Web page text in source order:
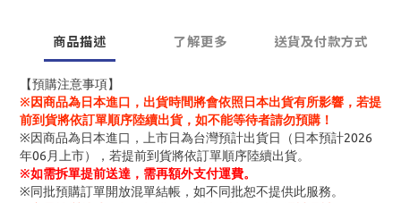
商品描述 了解更多 送貨及付款方式
【預購注意事項】
※因商品為日本進口，出貨時間將會依照日本出貨有所影響，若提
前到貨將依訂單順序陸續出貨，如不能等待者請勿預購！
※因商品為日本進口，上市日為台灣預計出貨日（日本預計2026
年06月上市），若提前到貨將依訂單順序陸續出貨。
※如需拆單提前送達，需再額外支付運費。
※同批預購訂單開放混單結帳，如不同批恕不提供此服務。